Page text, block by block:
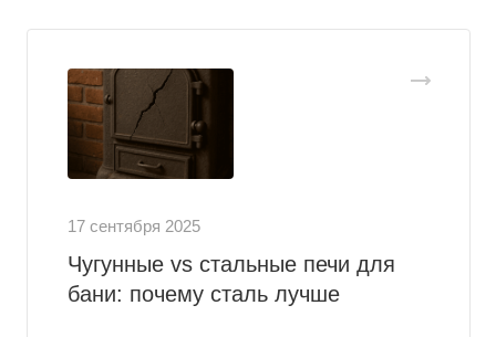
17 сентября 2025
Чугунные vs стальные печи для
бани: почему сталь лучше